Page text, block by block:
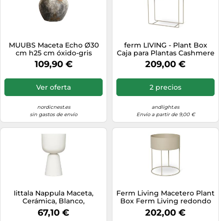
MUUBS Maceta Echo Ø30
cm h25 cm óxido-gris
109,90 €
Ver oferta
nordicnest.es
sin gastos de envío
ferm LIVING - Plant Box
Caja para Plantas Cashmere
209,00 €
2 precios
andlight.es
Envío a partir de 9,00 €
Iittala Nappula Maceta,
Cerámica, Blanco,
260x155mm
67,10 €
Ferm Living Macetero Plant
Box Ferm Living redondo
Cashmere
202,00 €